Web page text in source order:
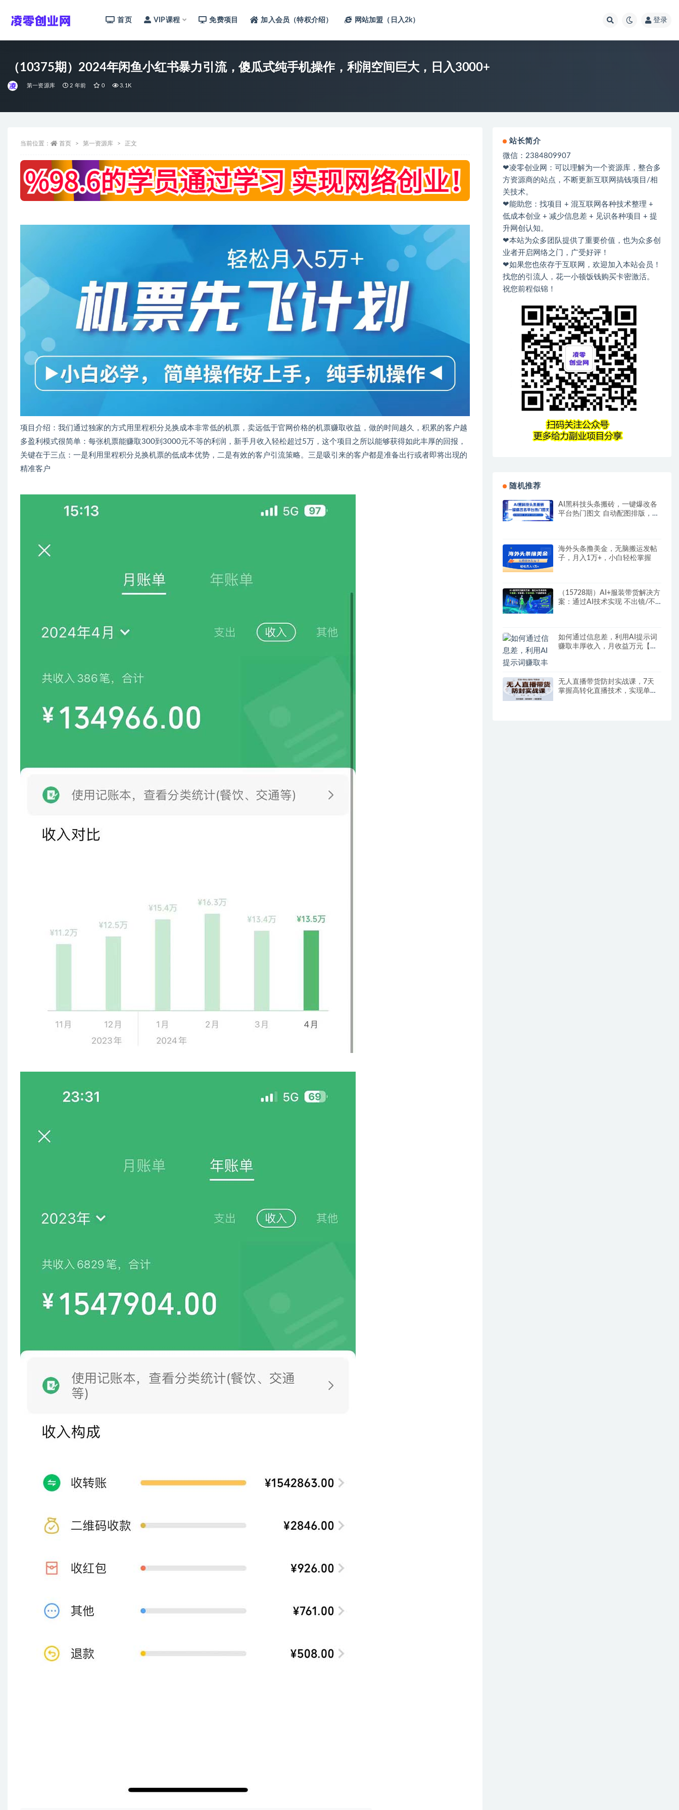
首页 VIP课程 免费项目 加入会员（特权介绍） 网站加盟（日入2k） 登录
（10375期）2024年闲鱼小红书暴力引流，傻瓜式纯手机操作，利润空间巨大，日入3000+
第一资源库 2 年前 0 3.1K
当前位置： 首页 第一资源库 正文
项目介绍：我们通过独家的方式用里程积分兑换成本非常低的机票，卖远低于官网价格的机票赚取收益，做的时间越久，积累的客户越
多盈利模式很简单：每张机票能赚取300到3000元不等的利润，新手月收入轻松超过5万，这个项目之所以能够获得如此丰厚的回报，
关键在于三点：一是利用里程积分兑换机票的低成本优势，二是有效的客户引流策略。三是吸引来的客户都是准备出行或者即将出现的
精准客户
站长简介
微信：2384809907
❤凌零创业网：可以理解为一个资源库，整合多
方资源商的站点，不断更新互联网搞钱项目/相
关技术。
❤能助您：找项目 + 混互联网各种技术整理 +
低成本创业 + 减少信息差 + 见识各种项目 + 提
升网创认知。
❤本站为众多团队提供了重要价值，也为众多创
业者开启网络之门，广受好评！
❤如果您也依存于互联网，欢迎加入本站会员！
找您的引流人，花一小顿饭钱购买卡密激活。
祝您前程似锦！
随机推荐
AI黑科技头条搬砖，一键爆改各
平台热门图文 自动配图排版，秒
海外头条撸美金，无脑搬运发帖
子，月入1万+，小白轻松掌握
（15728期）AI+服装带货解决方
案：通过AI技术实现 不出镜/不
如何通过信息差，利用AI提示词
赚取丰厚收入，月收益万元【视
无人直播带货防封实战课，7天
掌握高转化直播技术，实现单场